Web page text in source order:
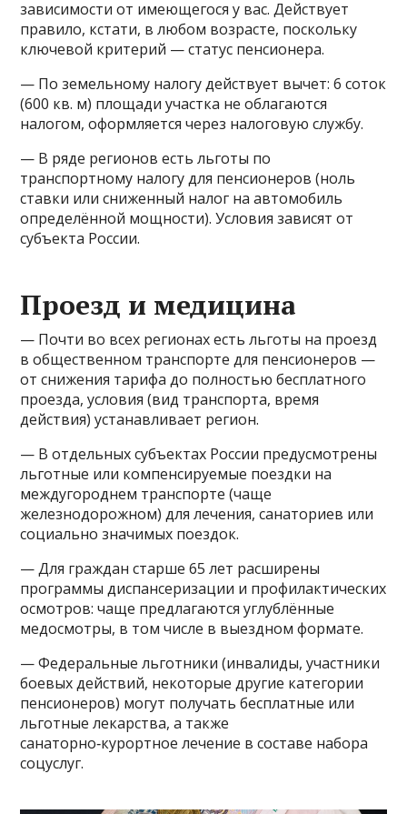
зависимости от имеющегося у вас. Действует
правило, кстати, в любом возрасте, поскольку
ключевой критерий — статус пенсионера.
— По земельному налогу действует вычет: 6 соток
(600 кв. м) площади участка не облагаются
налогом, оформляется через налоговую службу.
— В ряде регионов есть льготы по
транспортному налогу для пенсионеров (ноль
ставки или сниженный налог на автомобиль
определённой мощности). Условия зависят от
субъекта России.
Проезд и медицина
— Почти во всех регионах есть льготы на проезд
в общественном транспорте для пенсионеров —
от снижения тарифа до полностью бесплатного
проезда, условия (вид транспорта, время
действия) устанавливает регион.
— В отдельных субъектах России предусмотрены
льготные или компенсируемые поездки на
междугороднем транспорте (чаще
железнодорожном) для лечения, санаториев или
социально значимых поездок.
— Для граждан старше 65 лет расширены
программы диспансеризации и профилактических
осмотров: чаще предлагаются углублённые
медосмотры, в том числе в выездном формате.
— Федеральные льготники (инвалиды, участники
боевых действий, некоторые другие категории
пенсионеров) могут получать бесплатные или
льготные лекарства, а также
санаторно‑курортное лечение в составе набора
соцуслуг.